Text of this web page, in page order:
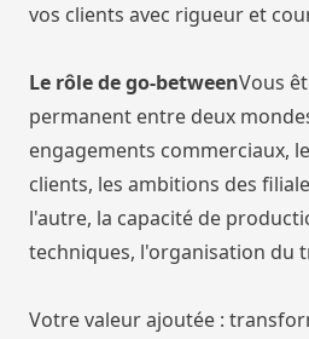
vos clients avec rigueur et
Le rôle de go-betweenVous
permanent entre deux
engagements commerciaux,
clients, les ambitions des
l'autre, la capacité de
techniques, l'organisation du
Votre valeur ajoutée :